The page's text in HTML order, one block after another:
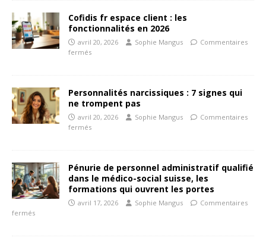
Cofidis fr espace client : les
fonctionnalités en 2026
avril 20, 2026 Sophie Mangus
Commentaires
fermés
Personnalités narcissiques : 7 signes qui
ne trompent pas
avril 20, 2026 Sophie Mangus
Commentaires
fermés
Pénurie de personnel administratif qualifié
dans le médico-social suisse, les
formations qui ouvrent les portes
avril 17, 2026 Sophie Mangus
Commentaires
fermés